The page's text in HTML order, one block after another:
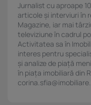
Jurnalist cu aproape
articole și interviuri în
Magazine, iar mai
televiziune în cadrul
Activitatea sa în
interes pentru
și analize de piață
în piața imobiliară din